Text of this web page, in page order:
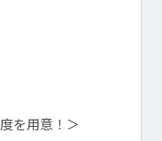
を用意！＞